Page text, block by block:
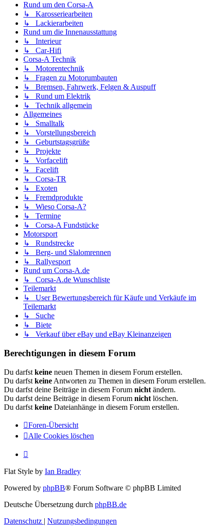
Rund um den Corsa-A
↳ Karosseriearbeiten
↳ Lackierarbeiten
Rund um die Innenausstattung
↳ Interieur
↳ Car-Hifi
Corsa-A Technik
↳ Motorentechnik
↳ Fragen zu Motorumbauten
↳ Bremsen, Fahrwerk, Felgen & Auspuff
↳ Rund um Elektrik
↳ Technik allgemein
Allgemeines
↳ Smalltalk
↳ Vorstellungsbereich
↳ Geburtstagsgrüße
↳ Projekte
↳ Vorfacelift
↳ Facelift
↳ Corsa-TR
↳ Exoten
↳ Fremdprodukte
↳ Wieso Corsa-A?
↳ Termine
↳ Corsa-A Fundstücke
Motorsport
↳ Rundstrecke
↳ Berg- und Slalomrennen
↳ Rallyesport
Rund um Corsa-A.de
↳ Corsa-A.de Wunschliste
Teilemarkt
↳ User Bewertungsbereich für Käufe und Verkäufe im
Teilemarkt
↳ Suche
↳ Biete
↳ Verkauf über eBay und eBay Kleinanzeigen
Berechtigungen in diesem Forum
Du darfst keine neuen Themen in diesem Forum erstellen.
Du darfst keine Antworten zu Themen in diesem Forum erstellen.
Du darfst deine Beiträge in diesem Forum nicht ändern.
Du darfst deine Beiträge in diesem Forum nicht löschen.
Du darfst keine Dateianhänge in diesem Forum erstellen.
Foren-Übersicht
Alle Cookies löschen
Flat Style by Ian Bradley
Powered by phpBB® Forum Software © phpBB Limited
Deutsche Übersetzung durch phpBB.de
Datenschutz | Nutzungsbedingungen